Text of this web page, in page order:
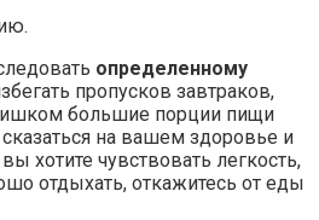
определенному
пропусков завтраков,
большие порции пищи
на вашем здоровье и
хотите чувствовать легкость,
отдыхать, откажитесь от еды